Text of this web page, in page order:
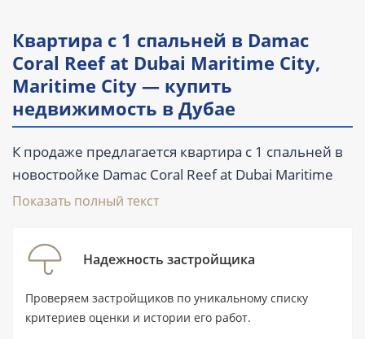
Квартира с 1 спальней в Damac
Coral Reef at Dubai Maritime City,
Maritime City — купить
недвижимость в Дубае
К продаже предлагается квартира с 1 спальней в
новостройке Damac Coral Reef at Dubai Maritime
City от девелопера DAMAC. Лот площадью 70,3 м²
Дубай, на первой линии и в 0,1 км от воды. В
квартире предусмотрены 2 санузла, балкон и
Стоимость начинается от 1 650 000 AED,
Показать полный текст
Надежность застройщика
Проверяем застройщиков по уникальному списку
критериев оценки и истории его работ.